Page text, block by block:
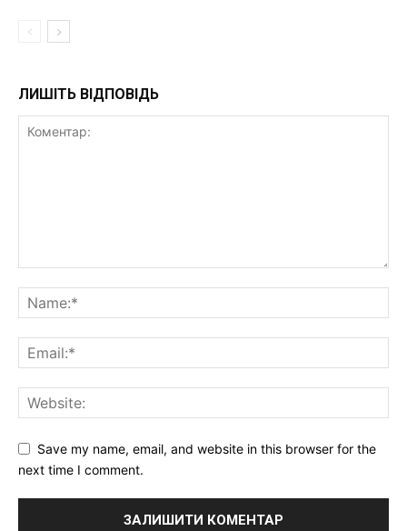
ЛИШІТЬ ВІДПОВІДЬ
Save my name, email, and website in this browser for the
next time I comment.